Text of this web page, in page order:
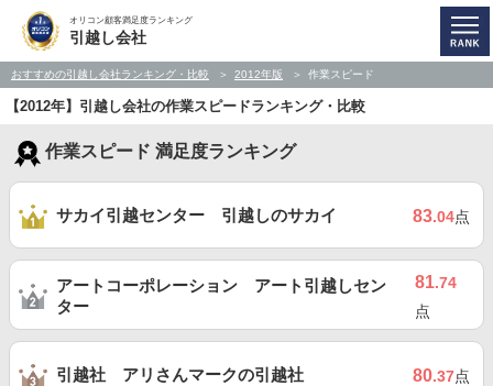
オリコン顧客満足度ランキング
引越し会社
おすすめの引越し会社ランキング・比較 2012年版 作業スピード
【2012年】引越し会社の作業スピードランキング・比較
作業スピード 満足度ランキング
サカイ引越センター 引越しのサカイ 83.04点
アートコーポレーション アート引越しセン
ター
81.74
点
引越社 アリさんマークの引越社 80.37点